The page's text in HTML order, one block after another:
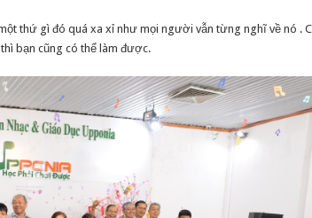
thứ gì đó quá xa xỉ như mọi người vẫn từng nghĩ về nó .
bạn cũng có thể làm được.